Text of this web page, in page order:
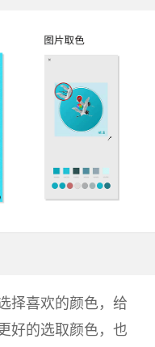
择喜欢的颜色，给
好的选取颜色，也